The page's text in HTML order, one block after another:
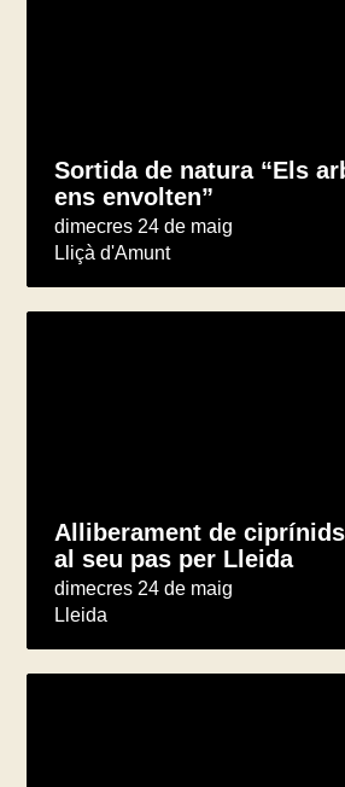
Sortida de natura “Els
ens envolten”
dimecres 24 de maig
Lliçà d'Amunt
Alliberament de
al seu pas per Lleida
dimecres 24 de maig
Lleida